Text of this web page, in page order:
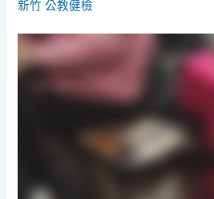
新竹 公教健檢